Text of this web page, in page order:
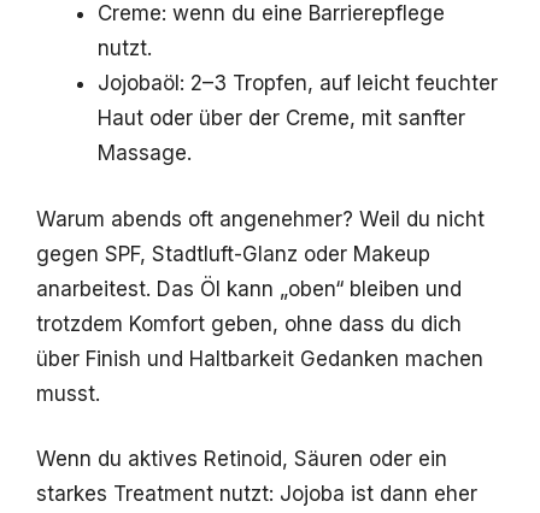
Creme: wenn du eine Barrierepflege
nutzt.
Jojobaöl: 2–3 Tropfen, auf leicht feuchter
Haut oder über der Creme, mit sanfter
Massage.
Warum abends oft angenehmer? Weil du nicht
gegen SPF, Stadtluft-Glanz oder Makeup
anarbeitest. Das Öl kann „oben“ bleiben und
trotzdem Komfort geben, ohne dass du dich
über Finish und Haltbarkeit Gedanken machen
musst.
Wenn du aktives Retinoid, Säuren oder ein
starkes Treatment nutzt: Jojoba ist dann eher